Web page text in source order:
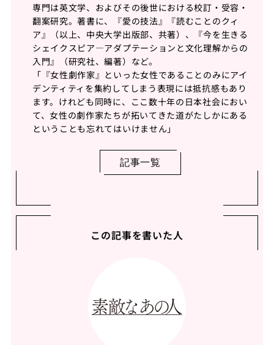
専門は英文学、およびその後世における校訂・受容・
翻案研究。著書に、『愛の技法』『読むことのクィ
ア』（以上、中央大学出版部、共著）、『今を生きる
シェイクスピア―アダプテーションと文化理解からの
入門』（研究社、編著）など。
「『女性劇作家』といった女性であることのみにアイ
デンティティを集約してしまう表現には抵抗感もあり
ます。けれども同時に、ここ数十年の日本社会におい
て、女性の劇作家たちが拓いてきた道がたしかにある
ということも忘れてはいけません」
記事一覧
この記事を書いた人